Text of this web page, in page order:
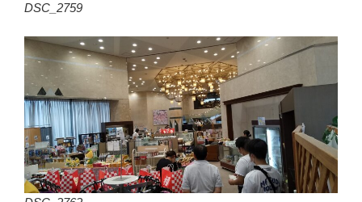
DSC_2759